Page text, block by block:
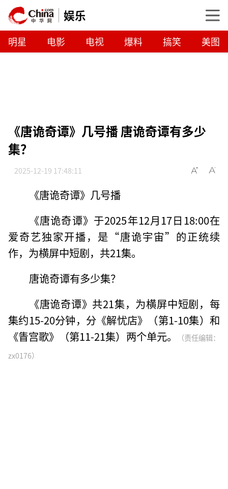
娱乐
明星 电影 电视 爆料 搞笑 美图
《唐诡奇谭》几号播 唐诡奇谭有多少
集？
2025-12-19 17:48:11
《唐诡奇谭》几号播
《唐诡奇谭》于2025年12月17日18:00在
爱奇艺独家开播，是“唐诡宇宙”的正统续
作，为横屏中短剧，共21集。
唐诡奇谭有多少集？
《唐诡奇谭》共21集，为横屏中短剧，每
集约15-20分钟，分《解忧店》（第1-10集）和
《眚宫歌》（第11-21集）两个单元。
（责任编辑：
zx0176）